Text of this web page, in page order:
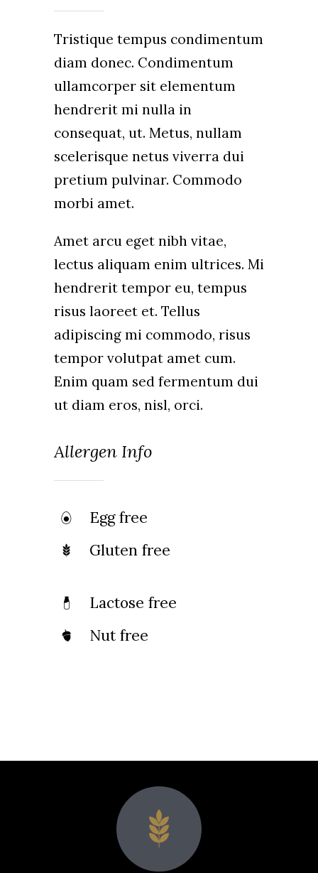
Tristique tempus condimentum
diam donec. Condimentum
ullamcorper sit elementum
hendrerit mi nulla in
consequat, ut. Metus, nullam
scelerisque netus viverra dui
pretium pulvinar. Commodo
morbi amet.
Amet arcu eget nibh vitae,
lectus aliquam enim ultrices. Mi
hendrerit tempor eu, tempus
risus laoreet et. Tellus
adipiscing mi commodo, risus
tempor volutpat amet cum.
Enim quam sed fermentum dui
ut diam eros, nisl, orci.
Allergen Info
Egg free
Gluten free
Lactose free
Nut free